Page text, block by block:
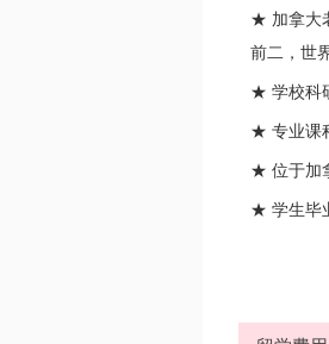
★ 加拿大
前二，世
★ 学校科
★ 专业课
★ 位于加
★ 学生毕